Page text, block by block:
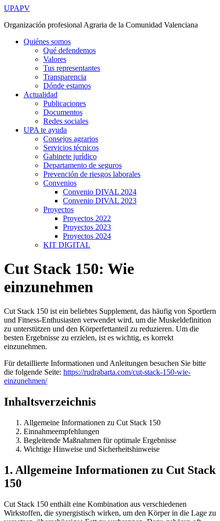
Ir
contenido
UPAPV
Organización profesional Agraria de la Comunidad Valenciana
Quiénes somos
Qué defendemos
Valores
Tus representantes
Transparencia
Dónde estamos
Actualidad
Publicaciones
Documentos
Redes sociales
UPA te ayuda
Consejos agrarios
Servicios técnicos
Gabinete jurídico
Departamento de seguros
Prevención de riesgos laborales
Convenios
Convenio DIVAL 2024
Convenio DIVAL 2023
Proyectos
Proyectos 2022
Proyectos 2023
Proyectos 2024
KIT DIGITAL
Cut Stack 150: Wie
einzunehmen
Cut Stack 150 ist ein beliebtes Supplement, das häufig von Sportlern
und Fitness-Enthusiasten verwendet wird, um die Muskeldefinition
zu unterstützen und den Körperfettanteil zu reduzieren. Um die
besten Ergebnisse zu erzielen, ist es wichtig, es korrekt
einzunehmen.
Für detaillierte Informationen und Anleitungen besuchen Sie bitte
die folgende Seite: https://rudrabarta.com/cut-stack-150-wie-
einzunehmen/
Inhaltsverzeichnis
Allgemeine Informationen zu Cut Stack 150
Einnahmeempfehlungen
Begleitende Maßnahmen für optimale Ergebnisse
Wichtige Hinweise und Sicherheitshinweise
1. Allgemeine Informationen zu Cut Stack
150
Cut Stack 150 enthält eine Kombination aus verschiedenen
Wirkstoffen, die synergistisch wirken, um den Körper in die Lage zu